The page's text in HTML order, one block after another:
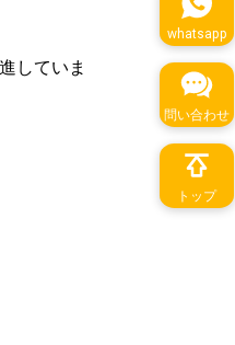
していま
whatsapp
問い合わせ
トップ